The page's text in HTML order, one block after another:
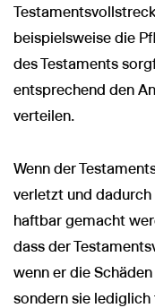
beispielsweise die
des Testaments
entsprechend den
verteilen.
Wenn der
verletzt und dadurch
haftbar gemacht
dass der
wenn er die
sondern sie